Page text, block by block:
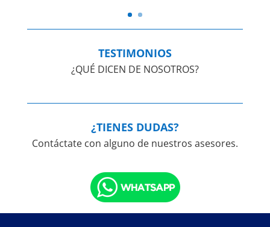
TESTIMONIOS
¿QUÉ DICEN DE NOSOTROS?
¿TIENES DUDAS?
Contáctate con alguno de nuestros asesores.